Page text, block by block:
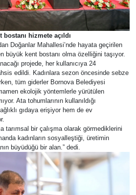
hizmete açıldı
Doğanlar Mahallesi’nde hayata geçirilen
büyük kent bostanı olma özelliğini taşıyor.
projede, her kullanıcıya 24
edildi. Kadınlara sezon öncesinde sebze
tüm giderler Bornova Belediyesi
ekolojik yöntemlerle yürütülen
Ata tohumlarının kullanıldığı
gıdaya erişiyor hem de ev
tarımsal bir çalışma olarak görmediklerini
kadınların sosyalleştiği, üretimin
büyüdüğü bir alan.” dedi.